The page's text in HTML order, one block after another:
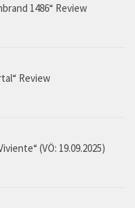
1486“ Review
Review
(VÖ: 19.09.2025)